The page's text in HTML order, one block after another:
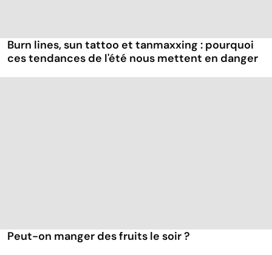
Burn lines, sun tattoo et tanmaxxing : pourquoi
ces tendances de l'été nous mettent en danger
Peut-on manger des fruits le soir ?